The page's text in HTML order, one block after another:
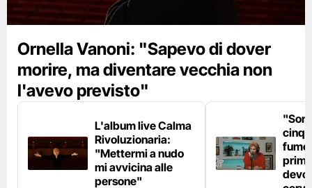
Ornella Vanoni: "Sapevo di dover
morire, ma diventare vecchia non
l'avevo previsto"
L'album live Calma
Rivoluzionaria:
"Mettermi a nudo
mi avvicina alle
persone"
fumo
devo